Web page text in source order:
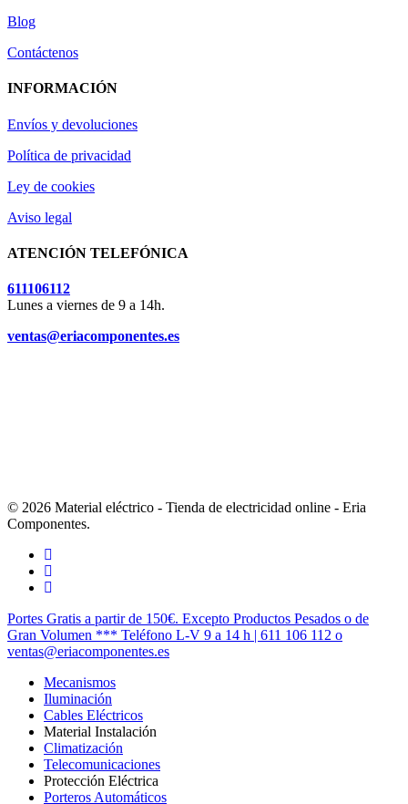
Blog
Contáctenos
INFORMACIÓN
Envíos y devoluciones
Política de privacidad
Ley de cookies
Aviso legal
ATENCIÓN TELEFÓNICA
611106112
Lunes a viernes de 9 a 14h.
ventas@eriacomponentes.es
© 2026 Material eléctrico - Tienda de electricidad online - Eria
Componentes.
twitter
facebook
instagram
Close
Menu
Portes Gratis a partir de 150€. Excepto Productos Pesados o de
Gran Volumen *** Teléfono L-V 9 a 14 h | 611 106 112 o
ventas@eriacomponentes.es
Mecanismos
Iluminación
Cables Eléctricos
Material Instalación
Climatización
Telecomunicaciones
Protección Eléctrica
Porteros Automáticos